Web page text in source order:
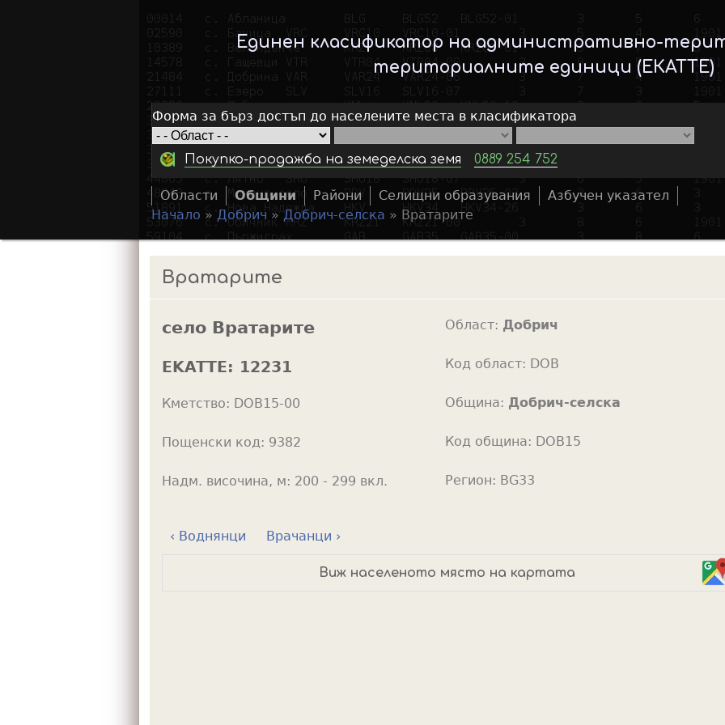
Skip
to
main
Единен класификатор на административно-
териториалните единици (ЕКАТТЕ)
Форма за бърз достъп до населените места в класификатора
Покупко-продажба на земеделска земя 0889 254 752
a
c
Области Общини Райони Селищни образувания Азбучен указател
o
Начало »Добрич » Добрич-селска » Вратарите
Вратарите
село Вратарите
EKATTE: 12231
Кметство: DOB15-00
Пощенски код: 9382
Надм. височина, м: 200 - 299 вкл.
Област: Добрич
Код област: DOB
Община: Добрич-селска
Код община: DOB15
Регион: BG33
‹ Воднянци Врачанци ›
Виж населеното място на картата